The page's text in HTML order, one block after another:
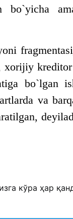
xorijiy
bo`lgan
va
кўра ҳар